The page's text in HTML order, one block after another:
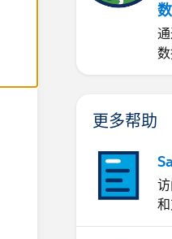
数
更多帮助
和